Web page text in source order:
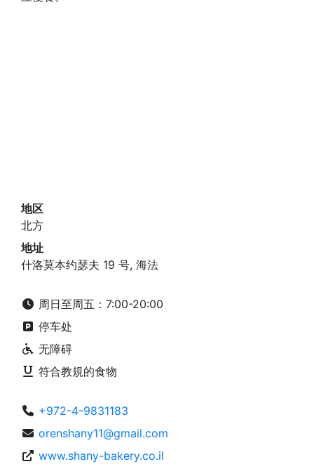
地区
北方
地址
什洛莫本约瑟夫 19 号, 海法
周日至周五：7:00-20:00
停车处
无障碍
符合教規的食物
+972-4-9831183
orenshany11@gmail.com
www.shany-bakery.co.il